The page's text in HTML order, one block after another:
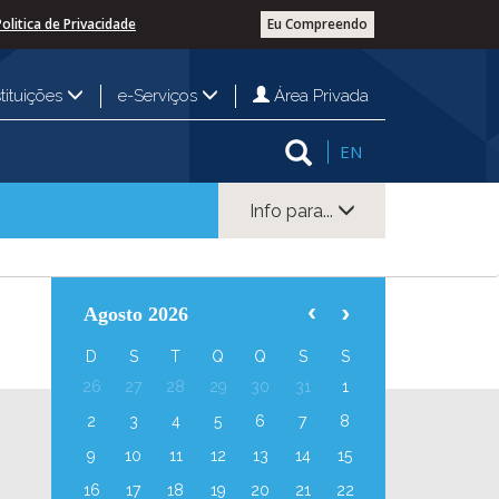
Eu Compreendo
de Privacidade
e-Serviços Área Privada
EN
Info para...
Agosto 2026
D S T Q Q S
S
26
27 28 29 30 31
1
2
3 4 5 6 7
8
9
10 11 12 13 14
15
16
17 18 19 20 21
22